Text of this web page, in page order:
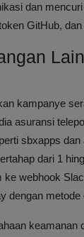
dan
GitHub,
kampanye
asuransi
sbxapps
dari 1
ke webhook
dengan
keamanan